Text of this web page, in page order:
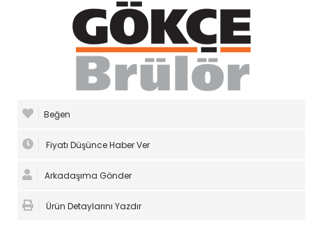
Beğen
Fiyatı Düşünce Haber Ver
Arkadaşıma Gönder
Ürün Detaylarını Yazdır